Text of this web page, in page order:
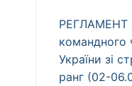
РЕГЛАМЕНТ
командного
України зі
ранг (02-